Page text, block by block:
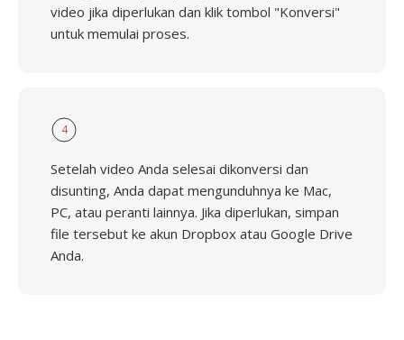
video jika diperlukan dan klik tombol "Konversi"
untuk memulai proses.
4
Setelah video Anda selesai dikonversi dan
disunting, Anda dapat mengunduhnya ke Mac,
PC, atau peranti lainnya. Jika diperlukan, simpan
file tersebut ke akun Dropbox atau Google Drive
Anda.